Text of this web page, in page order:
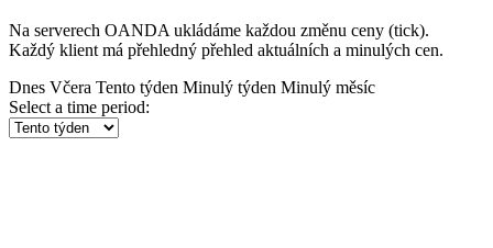
Na serverech OANDA ukládáme každou změnu ceny (tick).
Každý klient má přehledný přehled aktuálních a minulých cen.
Dnes Včera Tento týden Minulý týden Minulý měsíc
Select a time period: